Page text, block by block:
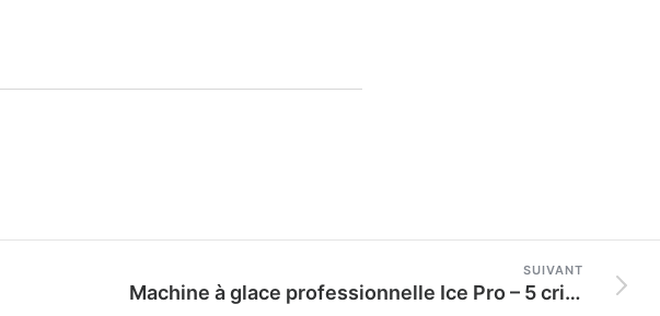
SUIVANT
Machine à glace professionnelle Ice Pro – 5 critères de choix en restauration